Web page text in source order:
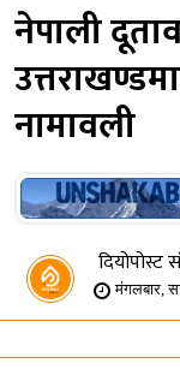
नेपाली
नामावली
दियोपोस्ट
मंगलबार,